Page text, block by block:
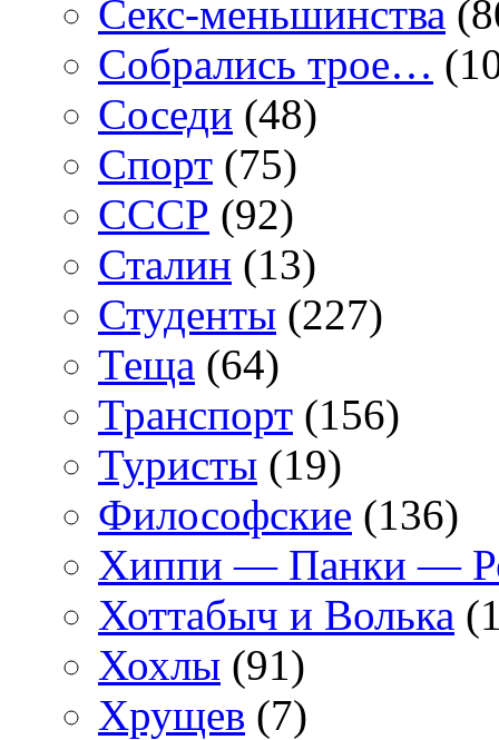
Секс-меньшинства
Собрались трое…
Соседи (48)
Спорт (75)
СССР (92)
Сталин (13)
Студенты (227)
Теща (64)
Транспорт (156)
Туристы (19)
Философские (136)
Хиппи — Панки —
Хоттабыч и Волька
Хохлы (91)
Хрущев (7)